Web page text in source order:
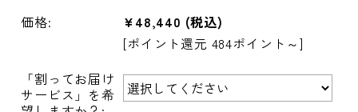
価格: ¥48,440 (税込)
[ポイント還元 484ポイント～]
「割ってお届け
サービス」を希